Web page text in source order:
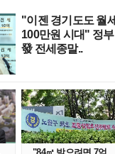
"이젠 경기도도 월세
100만원 시대" 정부
發 전세종말..